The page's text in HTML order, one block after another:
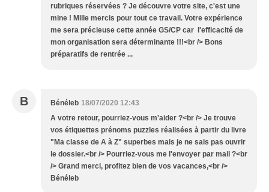
rubriques réservées ? Je découvre votre site, c'est une
mine ! Mille mercis pour tout ce travail. Votre expérience
me sera précieuse cette année GS/CP car l'efficacité de
mon organisation sera déterminante !!!<br /> Bons
préparatifs de rentrée ...
B Bénéleb 18/07/2020 12:43
A votre retour, pourriez-vous m'aider ?<br /> Je trouve
vos étiquettes prénoms puzzles réalisées à partir du livre
"Ma classe de A à Z" superbes mais je ne sais pas ouvrir
le dossier.<br /> Pourriez-vous me l'envoyer par mail ?<br
/> Grand merci, profitez bien de vos vacances,<br />
Bénéleb